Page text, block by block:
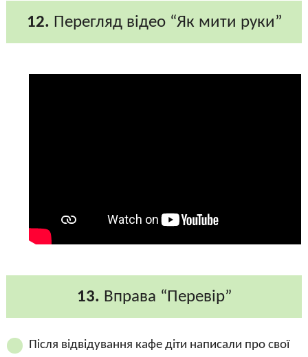
12. Перегляд відео “Як мити руки”
13. Вправа “Перевір”
Після відвідування кафе діти написали про свої